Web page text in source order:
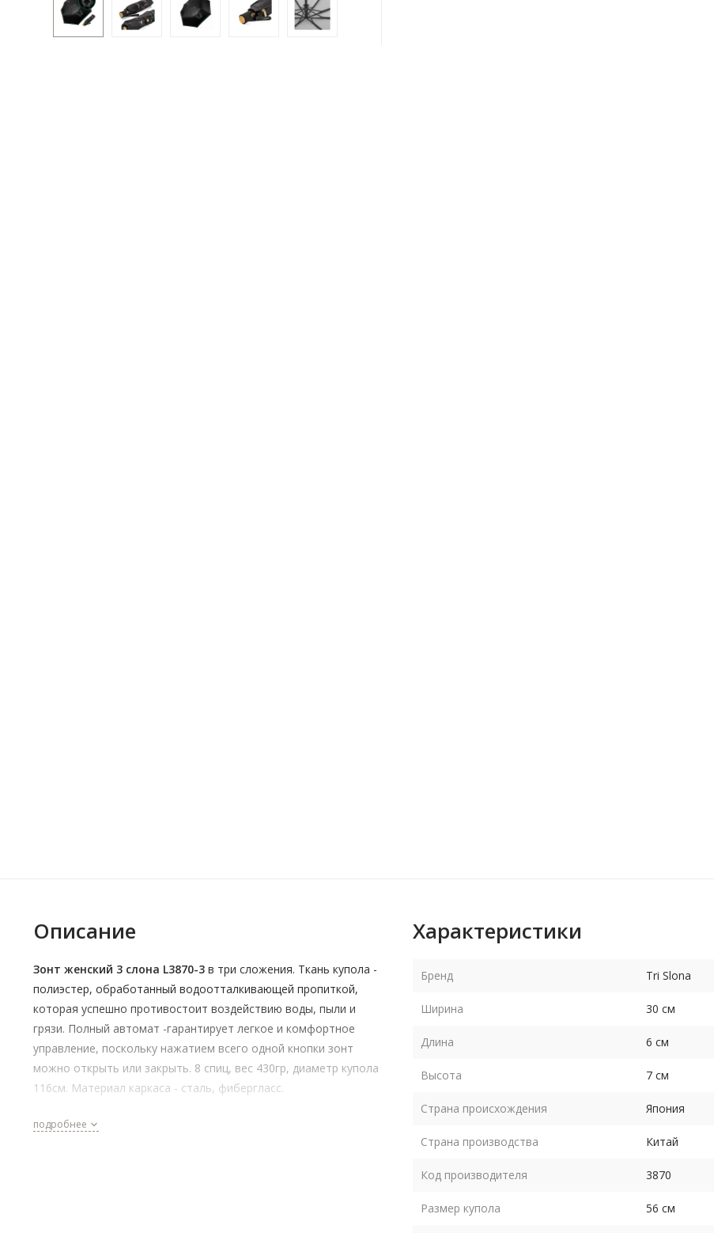
Описание
Зонт женский 3 слона L3870-3 в три сложения. Ткань купола -
полиэстер, обработанный водоотталкивающей пропиткой,
которая успешно противостоит воздействию воды, пыли и
грязи. Полный автомат -гарантирует легкое и комфортное
управление, поскольку нажатием всего одной кнопки зонт
можно открыть или закрыть. 8 спиц, вес 430гр, диаметр купола
116см. Материал каркаса - сталь, фибергласс.
подробнее
Характеристики
Бренд Tri Slona
Ширина 30 см
Длина 6 см
Высота 7 см
Страна происхождения Япония
Страна производства Китай
Код производителя 3870
Размер купола 56 см